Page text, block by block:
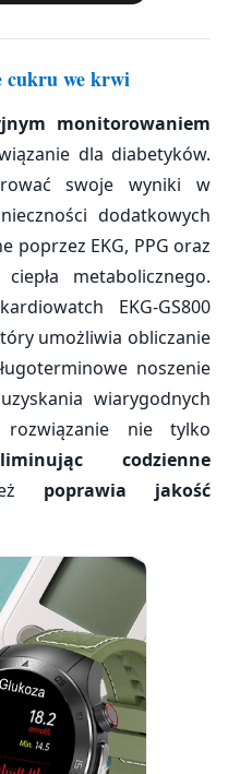
cukru we krwi
monitorowaniem
dla diabetyków.
swoje wyniki w
dodatkowych
poprzez EKG, PPG oraz
metabolicznego.
EKG-GS800
umożliwia obliczanie
noszenie
wiarygodnych
rozwiązanie nie tylko
codzienne
poprawia jakość